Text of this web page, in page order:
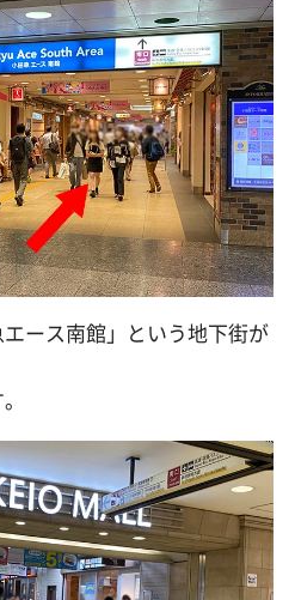
ース南館」という地下街が